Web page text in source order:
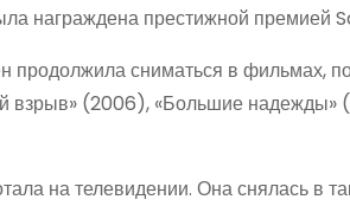
награждена престижной премией
продолжила сниматься в фильмах,
взрыв» (2006), «Большие надежды»
на телевидении. Она снялась в